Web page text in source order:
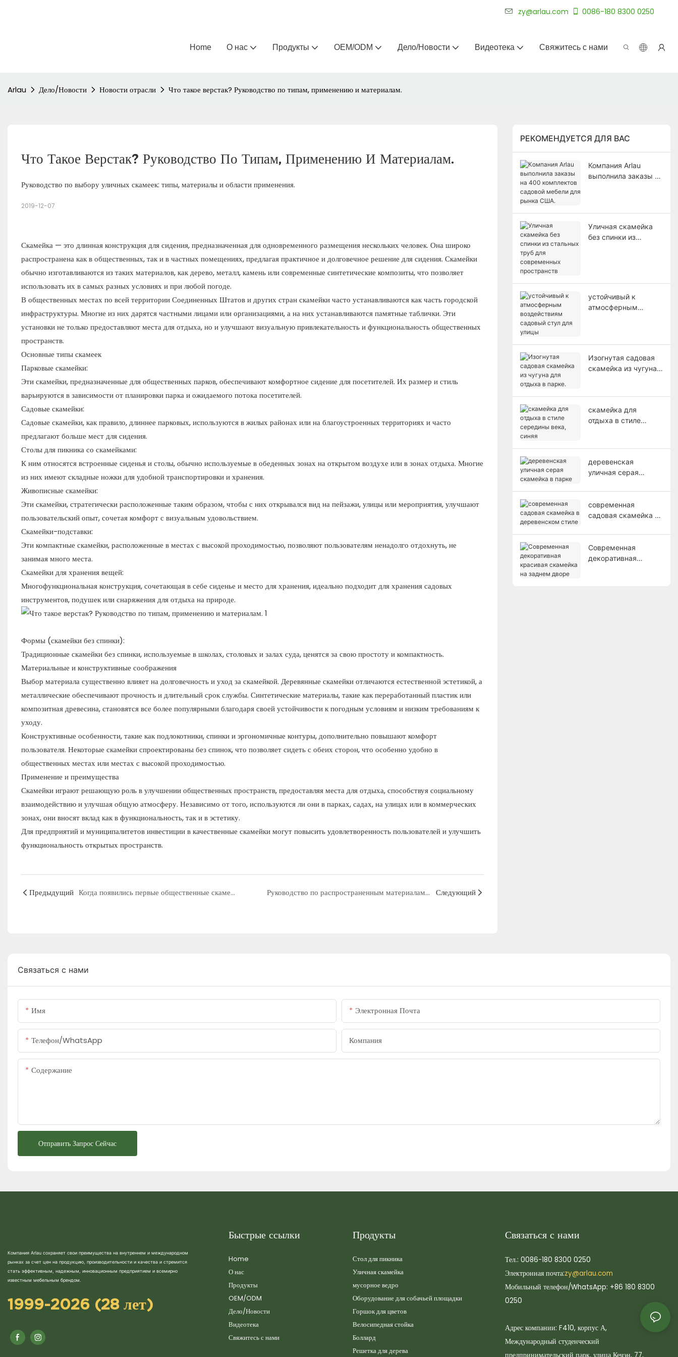
zy@arlau.com 0086-180 8300 0250
Home О нас Продукты OEM/ODM Дело/Новости Видеотека Свяжитесь с нами
Arlau Дело/Новости Новости отрасли Что такое верстак? Руководство по типам, применению и материалам.
Что Такое Верстак? Руководство По Типам, Применению И Материалам.
Руководство по выбору уличных скамеек: типы, материалы и области применения.
2019-12-07
Скамейка — это длинная конструкция для сидения, предназначенная для одновременного размещения нескольких человек. Она широко
распространена как в общественных, так и в частных помещениях, предлагая практичное и долговечное решение для сидения. Скамейки
обычно изготавливаются из таких материалов, как дерево, металл, камень или современные синтетические композиты, что позволяет
использовать их в самых разных условиях и при любой погоде.
В общественных местах по всей территории Соединенных Штатов и других стран скамейки часто устанавливаются как часть городской
инфраструктуры. Многие из них дарятся частными лицами или организациями, а на них устанавливаются памятные таблички. Эти
установки не только предоставляют места для отдыха, но и улучшают визуальную привлекательность и функциональность общественных
пространств.
Основные типы скамеек
Парковые скамейки:
Эти скамейки, предназначенные для общественных парков, обеспечивают комфортное сидение для посетителей. Их размер и стиль
варьируются в зависимости от планировки парка и ожидаемого потока посетителей.
Садовые скамейки:
Садовые скамейки, как правило, длиннее парковых, используются в жилых районах или на благоустроенных территориях и часто
предлагают больше мест для сидения.
Столы для пикника со скамейками:
К ним относятся встроенные сиденья и столы, обычно используемые в обеденных зонах на открытом воздухе или в зонах отдыха. Многие
из них имеют складные ножки для удобной транспортировки и хранения.
Живописные скамейки:
Эти скамейки, стратегически расположенные таким образом, чтобы с них открывался вид на пейзажи, улицы или мероприятия, улучшают
пользовательский опыт, сочетая комфорт с визуальным удовольствием.
Скамейки-подставки:
Эти компактные скамейки, расположенные в местах с высокой проходимостью, позволяют пользователям ненадолго отдохнуть, не
занимая много места.
Скамейки для хранения вещей:
Многофункциональная конструкция, сочетающая в себе сиденье и место для хранения, идеально подходит для хранения садовых
инструментов, подушек или снаряжения для отдыха на природе.
Формы (скамейки без спинки):
Традиционные скамейки без спинки, используемые в школах, столовых и залах суда, ценятся за свою простоту и компактность.
Материальные и конструктивные соображения
Выбор материала существенно влияет на долговечность и уход за скамейкой. Деревянные скамейки отличаются естественной эстетикой, а
металлические обеспечивают прочность и длительный срок службы. Синтетические материалы, такие как переработанный пластик или
композитная древесина, становятся все более популярными благодаря своей устойчивости к погодным условиям и низким требованиям к
уходу.
Конструктивные особенности, такие как подлокотники, спинки и эргономичные контуры, дополнительно повышают комфорт
пользователя. Некоторые скамейки спроектированы без спинок, что позволяет сидеть с обеих сторон, что особенно удобно в
общественных местах или местах с высокой проходимостью.
Применение и преимущества
Скамейки играют решающую роль в улучшении общественных пространств, предоставляя места для отдыха, способствуя социальному
взаимодействию и улучшая общую атмосферу. Независимо от того, используются ли они в парках, садах, на улицах или в коммерческих
зонах, они вносят вклад как в функциональность, так и в эстетику.
Для предприятий и муниципалитетов инвестиции в качественные скамейки могут повысить удовлетворенность пользователей и улучшить
функциональность открытых пространств.
Предыдущий Когда появились первые общественные скамейки и как они развивались? Руководство по распространенным материалам для уличных скамеек Следующий
РЕКОМЕНДУЕТСЯ ДЛЯ ВАС
Компания Arlau
выполнила заказы на
Уличная скамейка
без спинки из
устойчивый к
атмосферным
Изогнутая садовая
скамейка из чугуна
скамейка для
отдыха в стиле
деревенская
уличная серая
современная
садовая скамейка в
Современная
декоративная
Связаться с нами
Имя Электронная Почта
Телефон/WhatsApp Компания
Содержание
Отправить Запрос Сейчас
Компания Arlau сохраняет свои преимущества на внутреннем и международном
рынках за счет цен на продукцию, производительности и качества и стремится
стать эффективным, надежным, инновационным предприятием и всемирно
известным мебельным брендом.
1999-2026 (28 лет)
Быстрые ссылки
Home
О нас
Продукты
OEM/ODM
Дело/Новости
Видеотека
Свяжитесь с нами
Продукты
Стол для пикника
Уличная скамейка
мусорное ведро
Оборудование для собачьей площадки
Горшок для цветов
Велосипедная стойка
Боллард
Решетка для дерева
Связаться с нами
Тел.: 0086-180 8300 0250
Электронная почта:zy@arlau.com
Мобильный телефон/WhatsApp: +86 180 8300
0250
Адрес компании: F410, корпус А,
Международный студенческий